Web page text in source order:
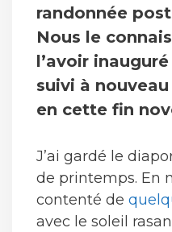
randonnée
Nous le
l’avoir
suivi à
en cette fin
J’ai gardé le
de printemps. En
contenté de
avec le soleil